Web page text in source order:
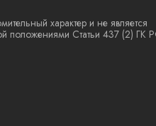
характер и не является
положениями Статьи 437 (2) ГК